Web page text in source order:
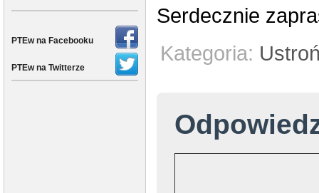
PTEw na Facebooku
PTEw na Twitterze
Serdecznie
Kategoria: